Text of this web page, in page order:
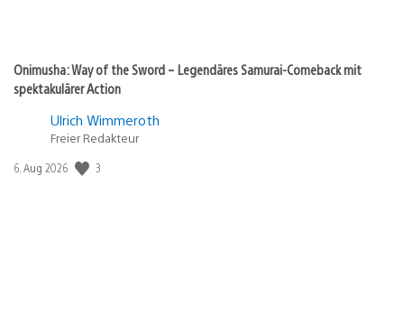
Onimusha: Way of the Sword – Legendäres Samurai-Comeback mit
spektakulärer Action
Ulrich Wimmeroth
Freier Redakteur
Veröffentlichungsdatum:
6. Aug 2026 3